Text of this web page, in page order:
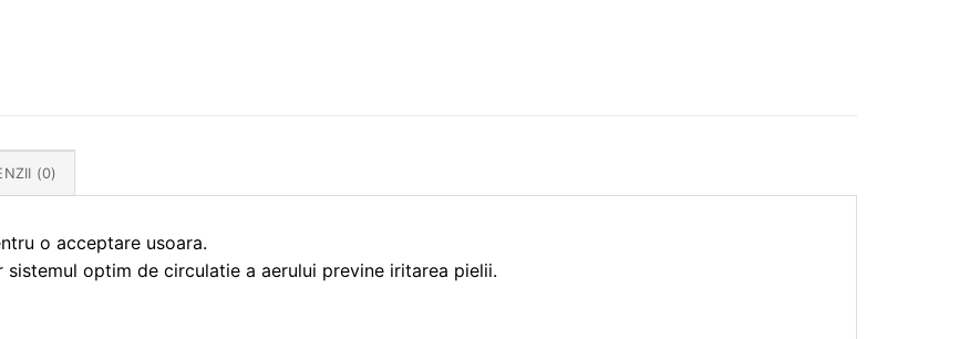
(0)
o acceptare usoara.
optim de circulatie a aerului previne iritarea pielii.